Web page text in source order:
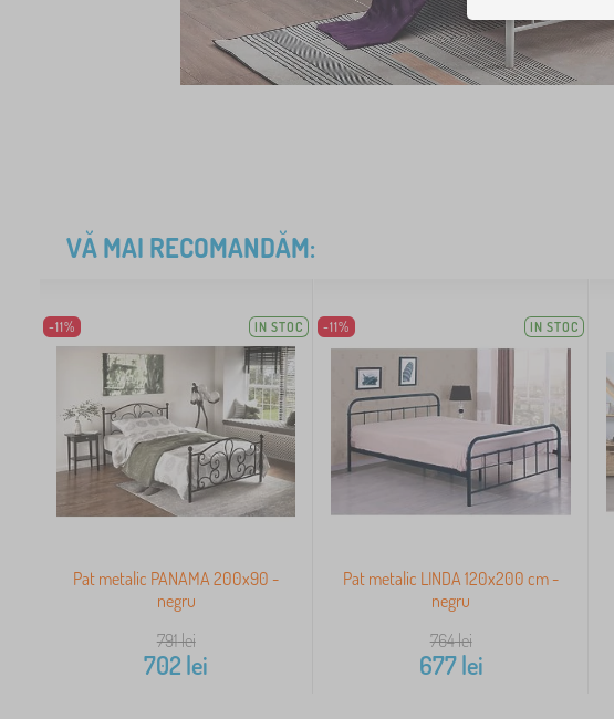
VĂ MAI RECOMANDĂM:
-11% IN STOC
Pat metalic PANAMA 200x90 -
negru
791lei
702 lei
-11% IN STOC
Pat metalic LINDA 120x200 cm -
negru
764lei
677lei